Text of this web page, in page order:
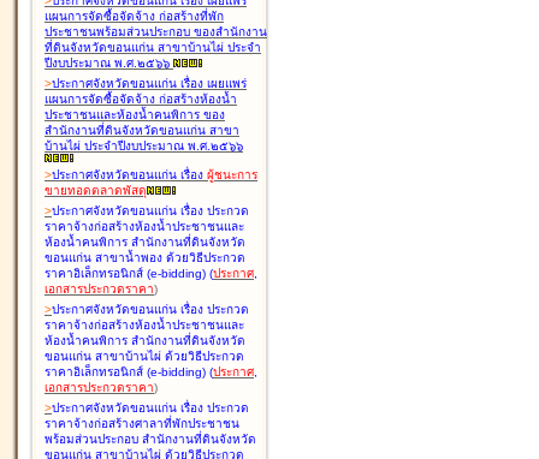
แผนการจัดซื้อจัดจ้าง ก่อสร้างที่พัก
ประชาชนพร้อมส่วนประกอบ ของสำนักงาน
ที่ดินจังหวัดขอนแก่น สาขาบ้านไผ่ ประจำ
ปีงบประมาณ พ.ศ.๒๕๖๖
>ประกาศจังหวัดขอนแก่น เรื่อง เผยแพร่
แผนการจัดซื้อจัดจ้าง ก่อสร้างห้องน้ำ
ประชาชนและห้องน้ำคนพิการ ของ
สำนักงานที่ดินจังหวัดขอนแก่น สาขา
บ้านไผ่ ประจำปีงบประมาณ พ.ศ.๒๕๖๖
>ประกาศจังหวัดขอนแก่น เรื่อง ผู้ชนะการ
ขายทอดตลาดพัสดุ
>ประกาศจังหวัดขอนแก่น เรื่อง ประกวด
ราคาจ้างก่อสร้างห้องน้ำประชาชนและ
ห้องน้ำคนพิการ สำนักงานที่ดินจังหวัด
ขอนแก่น สาขาน้ำพอง ด้วยวิธีประกวด
ราคาอิเล็กทรอนิกส์ (e-bidding) (ประกาศ,
เอกสารประกวดราคา)
>ประกาศจังหวัดขอนแก่น เรื่อง ประกวด
ราคาจ้างก่อสร้างห้องน้ำประชาชนและ
ห้องน้ำคนพิการ สำนักงานที่ดินจังหวัด
ขอนแก่น สาขาบ้านไผ่ ด้วยวิธีประกวด
ราคาอิเล็กทรอนิกส์ (e-bidding) (ประกาศ,
เอกสารประกวดราคา)
>ประกาศจังหวัดขอนแก่น เรื่อง ประกวด
ราคาจ้างก่อสร้างศาลาที่พักประชาชน
พร้อมส่วนประกอบ สำนักงานที่ดินจังหวัด
ขอนแก่น สาขาบ้านไผ่ ด้วยวิธีประกวด